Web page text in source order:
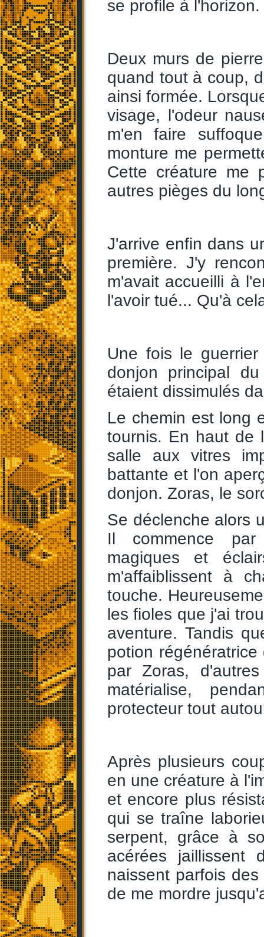
se profile à l'horizon.
Deux murs de
quand tout à coup,
ainsi formée.
visage, l'odeur
m'en faire
monture me
Cette créature me
autres pièges du
J'arrive enfin dans
première. J'y
m'avait accueilli à
l'avoir tué... Qu'à
Une fois le
donjon principal
étaient dissimulés
Le chemin est long
tournis. En haut de
salle aux vitres
battante et l'on
donjon. Zoras, le
Se déclenche alors
Il commence par
magiques et
m'affaiblissent à
touche.
les fioles que j'ai
aventure. Tandis
potion
par Zoras,
matérialise,
protecteur tout
Après plusieurs
en une créature à
et encore plus
qui se traîne
serpent, grâce à
acérées jaillissent
naissent parfois
de me mordre